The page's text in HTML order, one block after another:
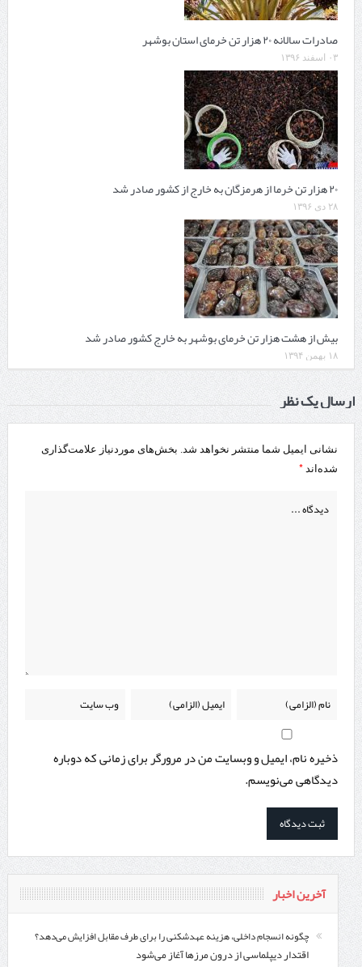
صادرات سالانه ۲۰ هزار تن خرمای استان بوشهر
۰۳ اسفند ۱۳۹۶
۲۰ هزار تن خرما از هرمزگان به خارج از کشور صادر شد
۲۸ دی ۱۳۹۶
بیش از هشت هزار تن خرمای بوشهر به خارج کشور صادر شد
۱۸ بهمن ۱۳۹۴
ارسال یک نظر
نشانی ایمیل شما منتشر نخواهد شد. بخش‌های موردنیاز علامت‌گذاری
شده‌اند *
ذخیره نام، ایمیل و وبسایت من در مرورگر برای زمانی که دوباره
دیدگاهی می‌نویسم.
آخرین اخبار
چگونه انسجام داخلی، هزینه عهدشکنی را برای طرف مقابل افزایش می‌دهد؟
اقتدار دیپلماسی از درون مرزها آغاز می‌شود